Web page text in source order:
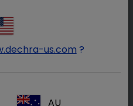
le temps,
plus en plus
us.com ?
AU